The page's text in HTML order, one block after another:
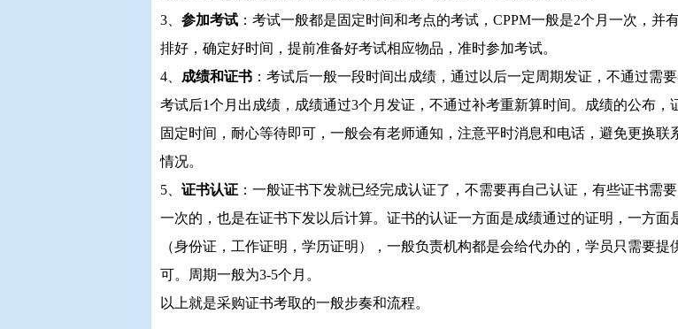
3、 参加考试 ：考试一般都是固定时间和考点的考试，CPPM一般是2个月一次，并
排好，确定好时间，提前准备好考试相应物品，准时参加考试。
4、 成绩和证书 ：考试后一般一段时间出成绩，通过以后一定周期发证，不通过需
考试后1个月出成绩，成绩通过3个月发证，不通过补考重新算时间。成绩的公布，
固定时间，耐心等待即可，一般会有老师通知，注意平时消息和电话，避免更换联
情况。
5、 证书认证 ：一般证书下发就已经完成认证了，不需要再自己认证，有些证书需
一次的，也是在证书下发以后计算。证书的认证一方面是成绩通过的证明，一方面
（身份证，工作证明，学历证明），一般负责机构都是会给代办的，学员只需要提
可。周期一般为3-5个月。
以上就是采购证书考取的一般步奏和流程。